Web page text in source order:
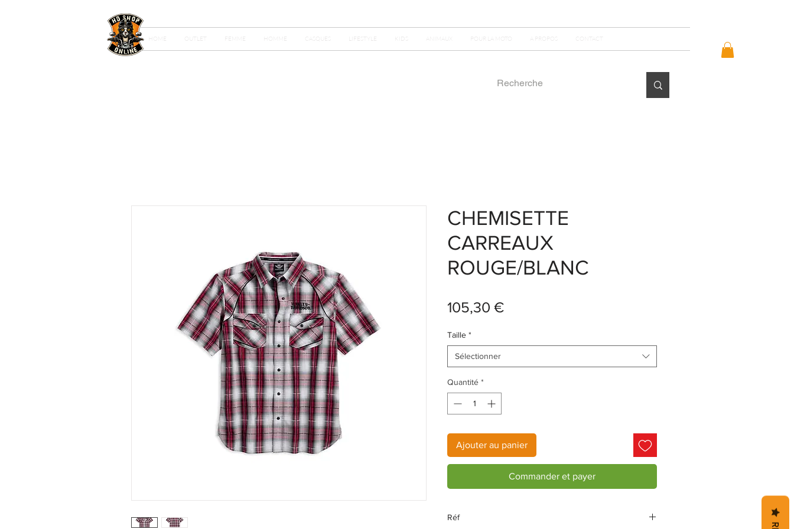
HOME OUTLET FEMME HOMME CASQUES LIFESTYLE KIDS ANIMAUX POUR LA MOTO A PROPOS CONTACT
CHEMISETTE
CARREAUX
ROUGE/BLANC
105,30 €Prix
Taille *
Sélectionner
Quantité *
Ajouter au panier
Commander et payer
Réf